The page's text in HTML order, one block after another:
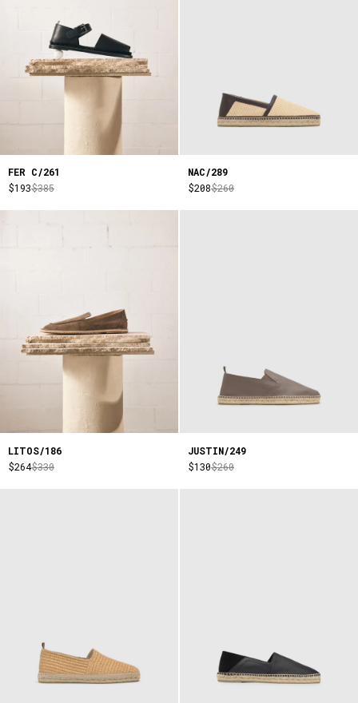
FER C/261
$193$385
NAC/289
$208$260
LITOS/186
$264$330
JUSTIN/249
$130$260